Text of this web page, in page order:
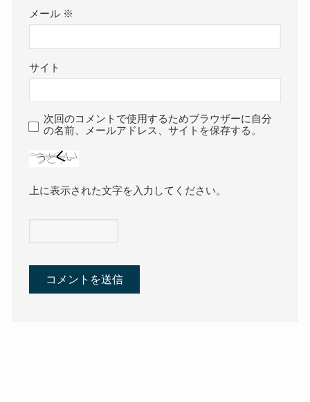
メール ※
サイト
次回のコメントで使用するためブラウザーに自分
の名前、メールアドレス、サイトを保存する。
上に表示された文字を入力してください。